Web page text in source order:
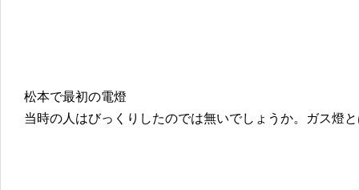
松本で最初の電燈
当時の人はびっくりしたのでは無いでしょうか。ガス燈